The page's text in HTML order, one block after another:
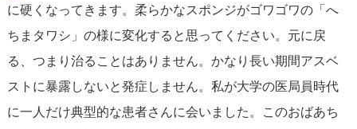
に硬くなってきます。柔らかなスポンジがゴワゴワの「へ
ちまタワシ」の様に変化すると思ってください。元に戻
る、つまり治ることはありません。かなり長い期間アスベ
ストに暴露しないと発症しません。私が大学の医局員時代
に一人だけ典型的な患者さんに会いました。このおばあち